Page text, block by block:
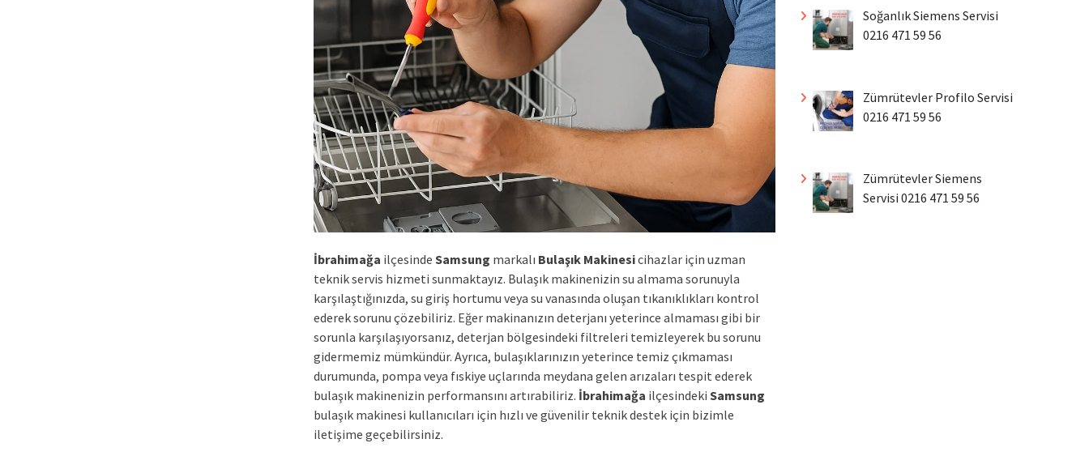
İbrahimağa ilçesinde Samsung markalı Bulaşık Makinesicihazlar için uzman
teknik servis hizmeti sunmaktayız. Bulaşık makinenizin su almama sorunuyla
karşılaştığınızda, su giriş hortumu veya su vanasında oluşan tıkanıklıkları kontrol
ederek sorunu çözebiliriz. Eğer makinanızın deterjanı yeterince almaması gibi bir
sorunla karşılaşıyorsanız, deterjan bölgesindeki filtreleri temizleyerek bu sorunu
gidermemiz mümkündür. Ayrıca, bulaşıklarınızın yeterince temiz çıkmaması
durumunda, pompa veya fıskiye uçlarında meydana gelen arızaları tespit ederek
bulaşık makinenizin performansını artırabiliriz. İbrahimağa ilçesindeki Samsung
bulaşık makinesi kullanıcıları için hızlı ve güvenilir teknik destek için bizimle
iletişime geçebilirsiniz.
Soğanlık Siemens Servisi
0216 471 59 56
Zümrütevler Profilo Servisi
0216 471 59 56
Zümrütevler Siemens
Servisi 0216 471 59 56